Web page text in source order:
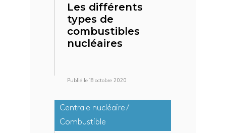
Les différents
types de
combustibles
nucléaires
Publié le 18 octobre 2020
Centrale nucléaire /
Combustible